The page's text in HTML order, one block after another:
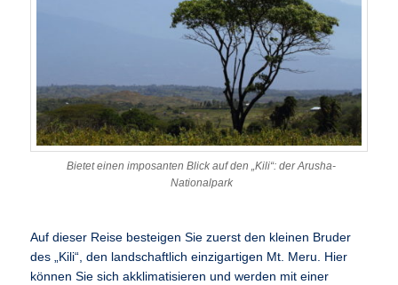
Bietet einen imposanten Blick auf den „Kili“: der Arusha-
Nationalpark
Auf dieser Reise besteigen Sie zuerst den kleinen Bruder
des „Kili“, den landschaftlich einzigartigen Mt. Meru. Hier
können Sie sich akklimatisieren und werden mit einer